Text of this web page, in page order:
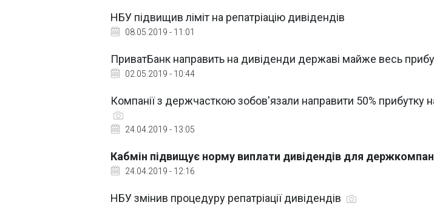
НБУ підвищив ліміт на репатріацію дивідендів
08.05.2019 - 11:01
ПриватБанк направить на дивіденди державі майже весь
02.05.2019 - 10:44
Компанії з держчасткою зобов'язали направити 50% прибутку
24.04.2019 - 13:05
Кабмін підвищує норму виплати дивідендів для
24.04.2019 - 12:16
НБУ змінив процедуру репатріації дивідендів